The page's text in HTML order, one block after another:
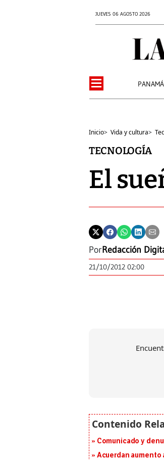
JUEVES 06 AGOSTO 2026
PANAMÁ
Inicio> Vida y cultura>
TECNOLOGÍA
El
PorRedacción
21/10/2012 02:00
Comunicado y
Acuerdan aumento